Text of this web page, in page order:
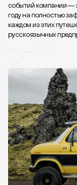
событий компании —
году на полностью
каждом из этих
русскоязычных